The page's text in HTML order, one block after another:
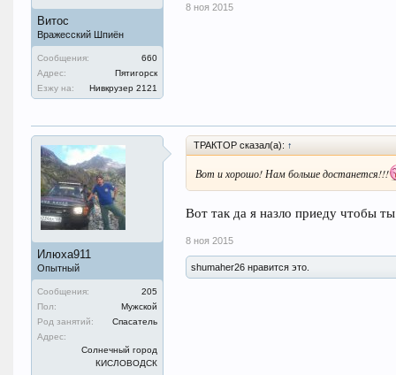
Витос
Вражесский Шпиён
Сообщения:
660
Адрес:
Пятигорск
Езжу на:
Нивкрузер 2121
8 ноя 2015
Илюха911
Опытный
Сообщения:
205
Пол:
Мужской
Род занятий:
Спасатель
Адрес:
Солнечный город
КИСЛОВОДСК
ТРАКТОР сказал(а): ↑
Вот и хорошо! Нам больше достанется!!!
Вот так да я назло приеду чтобы
8 ноя 2015
shumaher26 нравится это.